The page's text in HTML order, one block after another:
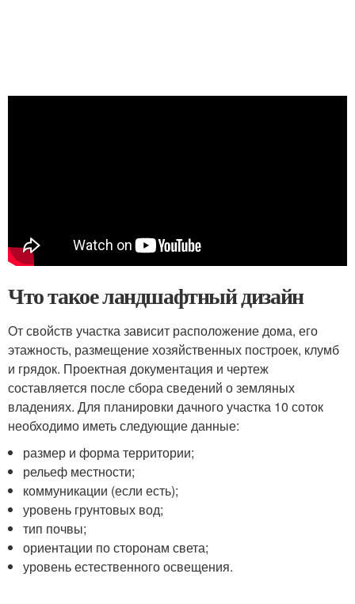
Что такое ландшафтный дизайн
От свойств участка зависит расположение дома, его
этажность, размещение хозяйственных построек, клумб
и грядок. Проектная документация и чертеж
составляется после сбора сведений о земляных
владениях. Для планировки дачного участка 10 соток
необходимо иметь следующие данные:
размер и форма территории;
рельеф местности;
коммуникации (если есть);
уровень грунтовых вод;
тип почвы;
ориентации по сторонам света;
уровень естественного освещения.